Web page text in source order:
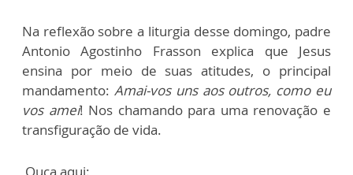
Na reflexão sobre a liturgia desse domingo, padre
Antonio Agostinho Frasson explica que Jesus
ensina por meio de suas atitudes, o principal
mandamento: Amai-vos uns aos outros, como eu
vos amei! Nos chamando para uma renovação e
transfiguração de vida.